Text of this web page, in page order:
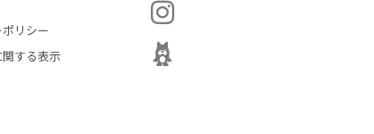
リシー
する表示